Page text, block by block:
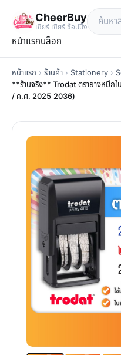
CheerBuy
เซียร์ เซียร์ ช้อปปิ้ง
หน้าแรกบล็อก
หน้าแรก › ร้านค้า › Stationery ›
**ร้านจริง** Trodat ตรายางหมึก
/ ค.ศ. 2025-2036)